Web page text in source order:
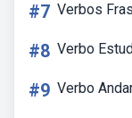
#7 Verbos
#8 Verbo
#9 Verbo